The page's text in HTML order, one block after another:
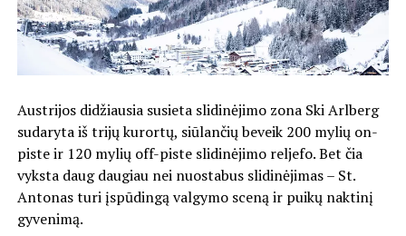
Austrijos didžiausia susieta slidinėjimo zona Ski Arlberg
sudaryta iš trijų kurortų, siūlančių beveik 200 mylių on-
piste ir 120 mylių off-piste slidinėjimo reljefo. Bet čia
vyksta daug daugiau nei nuostabus slidinėjimas – St.
Antonas turi įspūdingą valgymo sceną ir puikų naktinį
gyvenimą.